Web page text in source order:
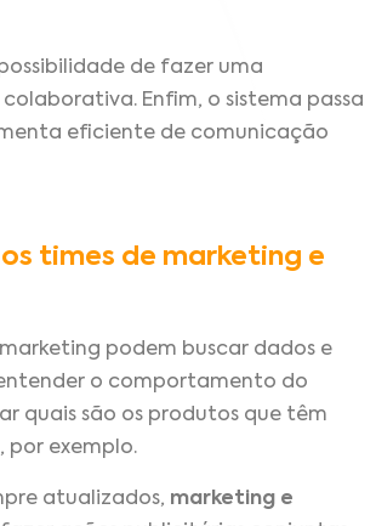
de fazer uma
colaborativa. Enfim, o sistema passa
eficiente de comunicação
times de marketing e
podem buscar dados e
o comportamento do
quais são os produtos que têm
por exemplo.
atualizados, marketing e